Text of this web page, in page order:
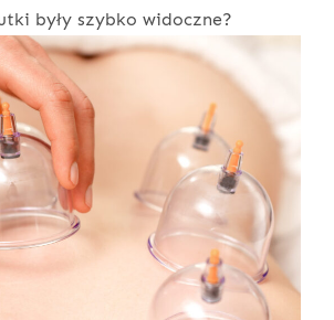
były szybko widoczne?